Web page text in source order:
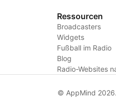
Ressourcen
Broadcasters
Widgets
Fußball im Radio
Blog
Radio-Websites
© AppMind